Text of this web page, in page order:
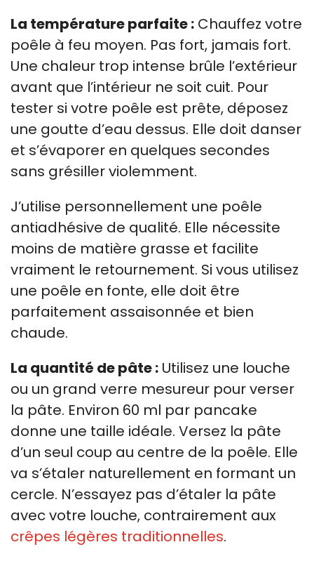
La température parfaite : Chauffez votre
poêle à feu moyen. Pas fort, jamais fort.
Une chaleur trop intense brûle l’extérieur
avant que l’intérieur ne soit cuit. Pour
tester si votre poêle est prête, déposez
une goutte d’eau dessus. Elle doit danser
et s’évaporer en quelques secondes
sans grésiller violemment.
J’utilise personnellement une poêle
antiadhésive de qualité. Elle nécessite
moins de matière grasse et facilite
vraiment le retournement. Si vous utilisez
une poêle en fonte, elle doit être
parfaitement assaisonnée et bien
chaude.
La quantité de pâte : Utilisez une louche
ou un grand verre mesureur pour verser
la pâte. Environ 60 ml par pancake
donne une taille idéale. Versez la pâte
d’un seul coup au centre de la poêle. Elle
va s’étaler naturellement en formant un
cercle. N’essayez pas d’étaler la pâte
avec votre louche, contrairement aux
crêpes légères traditionnelles.